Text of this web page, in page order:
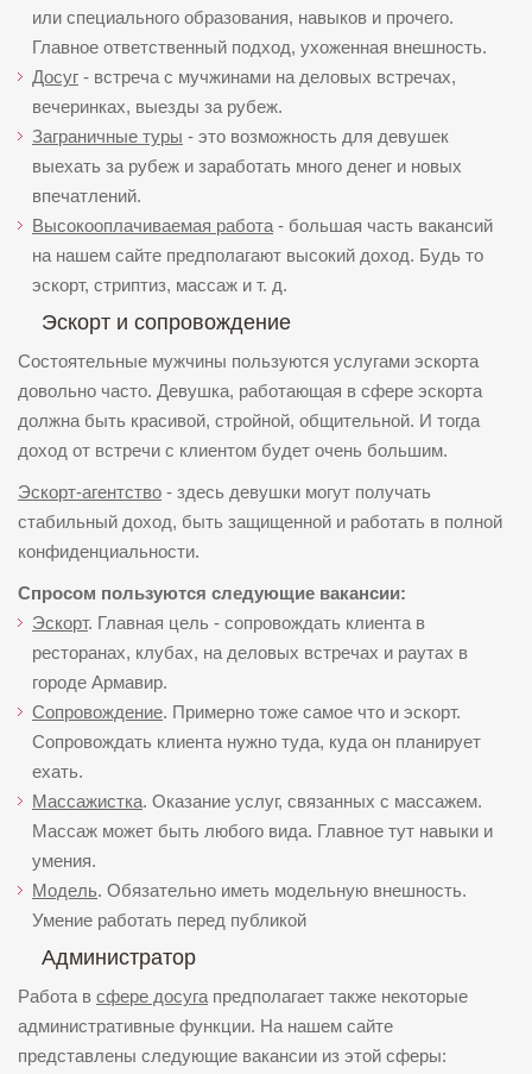
или специального образования, навыков и прочего.
Главное ответственный подход, ухоженная внешность.
Досуг - встреча с мучжинами на деловых встречах,
вечеринках, выезды за рубеж.
Заграничные туры - это возможность для девушек
выехать за рубеж и заработать много денег и новых
впечатлений.
Высокооплачиваемая работа - большая часть вакансий
на нашем сайте предполагают высокий доход. Будь то
эскорт, стриптиз, массаж и т. д.
Эскорт и сопровождение
Состоятельные мужчины пользуются услугами эскорта
довольно часто. Девушка, работающая в сфере эскорта
должна быть красивой, стройной, общительной. И тогда
доход от встречи с клиентом будет очень большим.
Эскорт-агентство - здесь девушки могут получать
стабильный доход, быть защищенной и работать в полной
конфиденциальности.
Спросом пользуются следующие вакансии:
Эскорт. Главная цель - сопровождать клиента в
ресторанах, клубах, на деловых встречах и раутах в
городе Армавир.
Сопровождение. Примерно тоже самое что и эскорт.
Сопровождать клиента нужно туда, куда он планирует
ехать.
Массажистка. Оказание услуг, связанных с массажем.
Массаж может быть любого вида. Главное тут навыки и
умения.
Модель. Обязательно иметь модельную внешность.
Умение работать перед публикой
Администратор
Работа в сфере досуга предполагает также некоторые
административные функции. На нашем сайте
представлены следующие вакансии из этой сферы: